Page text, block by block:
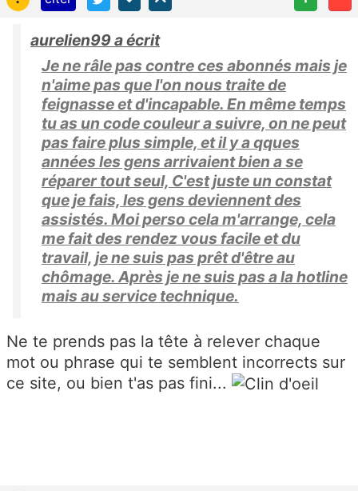
aurelien99 a écrit
Je ne râle pas contre ces abonnés mais je
n'aime pas que l'on nous traite de
feignasse et d'incapable. En même temps
tu as un code couleur a suivre, on ne peut
pas faire plus simple, et il y a qques
années les gens arrivaient bien a se
réparer tout seul, C'est juste un constat
que je fais, les gens deviennent des
assistés. Moi perso cela m'arrange, cela
me fait des rendez vous facile et du
travail, je ne suis pas prêt d'être au
chômage. Après je ne suis pas a la hotline
mais au service technique.
Ne te prends pas la tête à relever chaque
mot ou phrase qui te semblent incorrects sur
ce site, ou bien t'as pas fini...